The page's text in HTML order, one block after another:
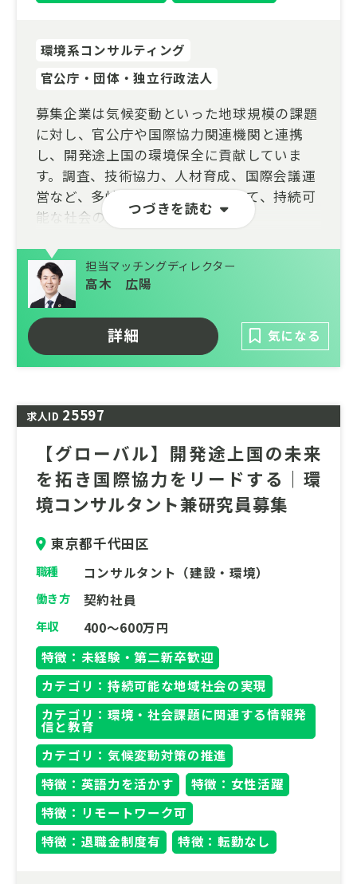
つづきを読む
環境系コンサルティング
官公庁・団体・独立行政法人
募集企業は気候変動といった地球規模の課題
に対し、官公庁や国際協力関連機関と連携
し、開発途上国の環境保全に貢献していま
す。調査、技術協力、人材育成、国際会議運
営など、多岐にわたる事業を通じて、持続可
能な社会の実現を目指しています。
【お任せしたいこと】
今回募集するのは、国際協力事業を管理・サ
ポートするポジションです。
国内外の専門家や関係機関と連携し、途上国
の環境問題解決に貢献するプロジェクトを推
進します。
具体的には、国際会議やセミナーの企画・運
営、広報資料の作成、海外出張の手配、受託
事業の事務処理など、幅広い業務を担当いた
だきます。
途上国の環境課題解決に貢献したい、多様な
文化や価値観に触れながら成長したい、そん
なあなたをお待ちしています。
担当マッチングディレクター
高木 広陽
詳細 気になる
求人ID 25597
【グローバル】開発途上国の未来
を拓き国際協力をリードする｜環
境コンサルタント兼研究員募集
東京都千代田区
職種 コンサルタント（建設・環境）
働き方 契約社員
年収
400～600万円
特徴：未経験・第二新卒歓迎
カテゴリ：持続可能な地域社会の実現
カテゴリ：環境・社会課題に関連する情報発
信と教育
カテゴリ：気候変動対策の推進
特徴：英語力を活かす
特徴：女性活躍
特徴：リモートワーク可
特徴：退職金制度有
特徴：転勤なし